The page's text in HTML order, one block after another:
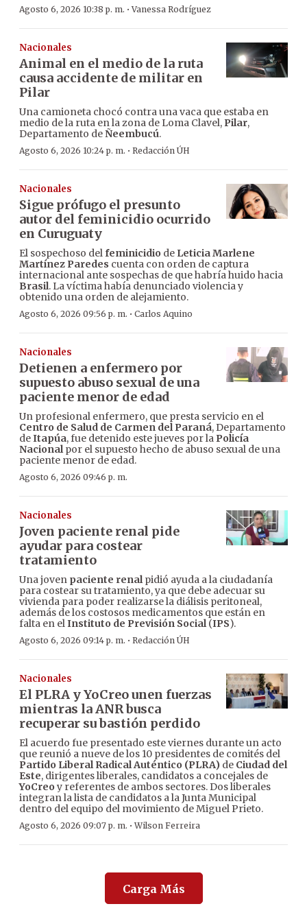
Agosto 6, 2026 10:38 p. m. ·Vanessa Rodríguez
Nacionales
Animal en el medio de la ruta
causa accidente de militar en
Pilar
Una camioneta chocó contra una vaca que estaba en
medio de la ruta en la zona de Loma Clavel, Pilar,
Departamento deÑeembucú.
Agosto 6, 2026 10:24 p. m. · Redacción ÚH
Nacionales
Sigue prófugo el presunto
autor del feminicidio ocurrido
en Curuguaty
El sospechoso delfeminicidio de Leticia Marlene
Martínez Paredes cuenta con orden de captura
internacional ante sospechas de que habría huido hacia
Brasil. La víctima había denunciado violencia y
obtenido una orden de alejamiento.
Agosto 6, 2026 09:56 p. m. · Carlos Aquino
Nacionales
Detienen a enfermero por
supuesto abuso sexual de una
paciente menor de edad
Un profesional enfermero, que presta servicio en el
Centro de Salud de Carmen del Paraná, Departamento
deItapúa, fue detenido este jueves por la Policía
Nacionalpor el supuesto hecho de abuso sexual de una
paciente menor de edad.
Agosto 6, 2026 09:46 p. m.
Nacionales
Joven paciente renal pide
ayudar para costear
tratamiento
Una joven paciente renalpidió ayuda a la ciudadanía
para costear su tratamiento, ya que debe adecuar su
vivienda para poder realizarse la diálisis peritoneal,
además de los costosos medicamentos que están en
falta en elInstituto de Previsión Social(IPS).
Agosto 6, 2026 09:14 p. m. · Redacción ÚH
Nacionales
El PLRA y YoCreo unen fuerzas
mientras la ANR busca
recuperar su bastión perdido
El acuerdo fue presentado este viernes durante un acto
que reunió a nueve de los 10 presidentes de comités del
Partido Liberal Radical Auténtico (PLRA) de Ciudad del
Este, dirigentes liberales, candidatos a concejales de
YoCreo y referentes de ambos sectores. Dos liberales
integran la lista de candidatos a la Junta Municipal
dentro del equipo del movimiento de Miguel Prieto.
Agosto 6, 2026 09:07 p. m. ·Wilson Ferreira
Carga Más